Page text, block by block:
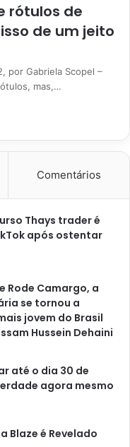
rótulos de
de um jeito
por Gabriela Scopel –
mas,…
Comentários
Thays trader é
após ostentar
Rode Camargo, a
se tornou a
jovem do Brasil
Hussein Dehaini
até o dia 30 de
agora mesmo
Blaze é Revelado